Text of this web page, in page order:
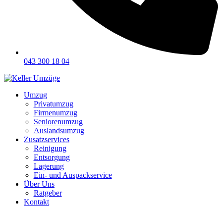
043 300 18 04
Umzug
Privatumzug
Firmenumzug
Seniorenumzug
Auslandsumzug
Zusatzservices
Reinigung
Entsorgung
Lagerung
Ein- und Auspackservice
Über Uns
Ratgeber
Kontakt